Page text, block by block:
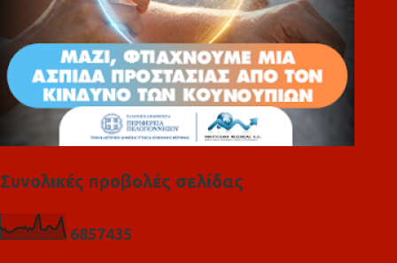
Συνολικές προβολές σελίδας
6857435